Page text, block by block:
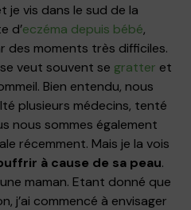
je vis dans le sud de la
d’eczéma depuis bébé,
des moments très difficiles.
veut souvent se gratter et
Bien entendu, nous
plusieurs médecins, tenté
nous sommes également
récemment. Mais je la vois
à cause de sa peau.
maman. Etant donné que
j’ai commencé à envisager